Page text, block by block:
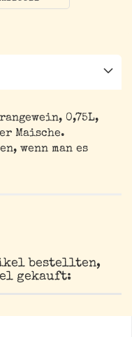
0,75L,
Maische.
wenn man es
bestellten,
gekauft: